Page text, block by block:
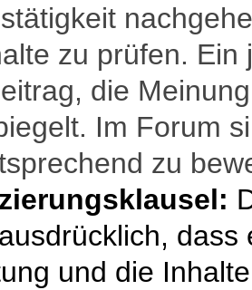
zu prüfen.
die
Im Forum
zu
und die